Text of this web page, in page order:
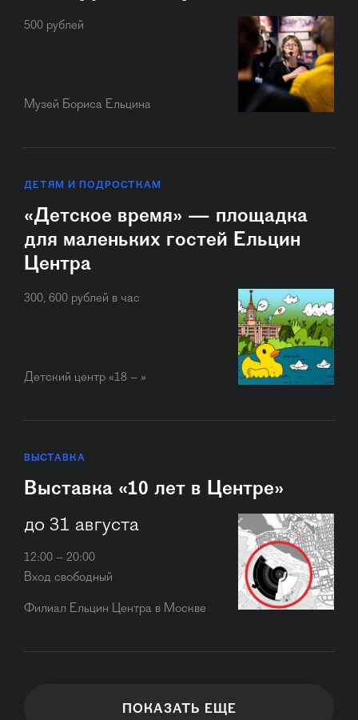
500 рублей
Музей Бориса Ельцина
ДЕТЯМ И ПОДРОСТКАМ
«Детское время» — площадка
для маленьких гостей Ельцин
Центра
300, 600 рублей в час
Детский центр «18 – »
ВЫСТАВКА
Выставка «10 лет в Центре»
до 31 августа
12:00 – 20:00
Вход свободный
Филиал Ельцин Центра в Москве
ПОКАЗАТЬ ЕЩЕ